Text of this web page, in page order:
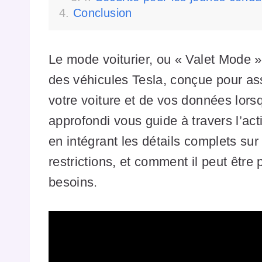
Conclusion
Le mode voiturier, ou « Valet Mode
des véhicules Tesla, conçue pour
votre voiture et de vos données
approfondi vous guide à travers
en intégrant les détails complets
restrictions, et comment il peut être
besoins.